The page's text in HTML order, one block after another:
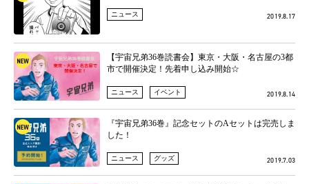
ニュース 2019.8.17
【宇宙兄弟36巻読書会】東京・大阪・名古屋の3都
市で開催決定！先着申し込み開始☆
ニュース イベント 2019.8.14
『宇宙兄弟36巻』記念セットのAセットは完売しま
した！
ニュース グッズ 2019.7.03